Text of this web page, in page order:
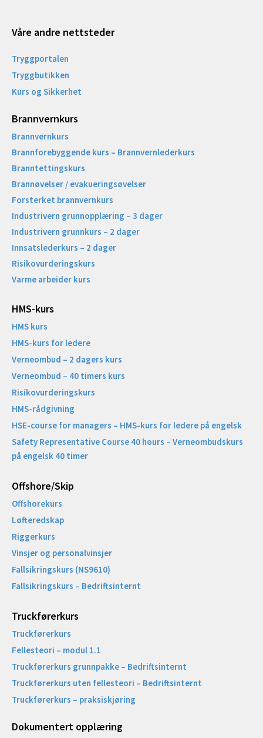
Våre andre nettsteder
Tryggportalen
Tryggbutikken
Kurs og Sikkerhet
Brannvernkurs
Brannvernkurs
Brannforebyggende kurs – Brannvernlederkurs
Branntettingskurs
Brannøvelser / evakueringsøvelser
Forsterket brannvernkurs
Industrivern grunnopplæring – 3 dager
Industrivern grunnkurs – 2 dager
Innsatslederkurs – 2 dager
Risikovurderingskurs
Varme arbeider kurs
HMS-kurs
HMS kurs
HMS-kurs for ledere
Verneombud – 2 dagers kurs
Verneombud – 40 timers kurs
Risikovurderingskurs
HMS-rådgivning
HSE-course for managers – HMS-kurs for ledere på engelsk
Safety Representative Course 40 hours – Verneombudskurs
på engelsk 40 timer
Offshore/Skip​
Offshorekurs
Løfteredskap
Riggerkurs
Vinsjer og personalvinsjer
Fallsikringskurs (NS9610)
Fallsikringskurs – Bedriftsinternt
Truckførerkurs
Truckførerkurs
Fellesteori – modul 1.1
Truckførerkurs grunnpakke – Bedriftsinternt
Truckførerkurs uten fellesteori – Bedriftsinternt
Truckførerkurs – praksiskjøring
Dokumentert opplæring